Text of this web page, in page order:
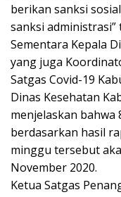
berikan sanksi
sanksi
Sementara Kepala
yang juga
Satgas Covid-19
Dinas Kesehatan
menjelaskan
berdasarkan hasil
minggu tersebut
November 2020.
Ketua Satgas